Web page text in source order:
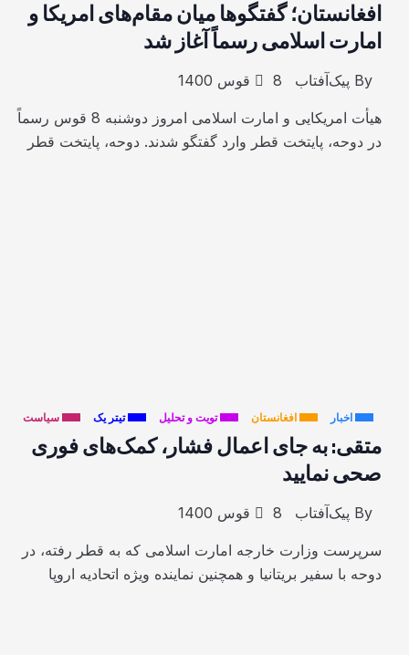
افغانستان؛ گفتگوها میان مقام‌های امریکا و
امارت اسلامی رسماً آغاز شد
By پیک‌آفتاب 8 قوس 1400
هیأت امریکایی و امارت اسلامی امروز دوشنبه 8 قوس رسماً
در دوحه، پایتخت قطر وارد گفتگو شدند. دوحه، پایتخت قطر
اخبار افغانستان تویت و تحلیل تیتر یک سیاست
متقی: به جای اعمال فشار، کمک‌های فوری
صحی نمایید
By پیک‌آفتاب 8 قوس 1400
سرپرست وزارت خارجه امارت اسلامی که به قطر رفته، در
دوحه با سفیر بریتانیا و همچنین نماینده ویژه اتحادیه اروپا